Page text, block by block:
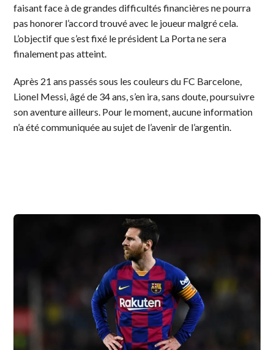
faisant face à de grandes difficultés financières ne pourra
pas honorer l’accord trouvé avec le joueur malgré cela.
L’objectif que s’est fixé le président La Porta ne sera
finalement pas atteint.
Après 21 ans passés sous les couleurs du FC Barcelone,
Lionel Messi, âgé de 34 ans, s’en ira, sans doute, poursuivre
son aventure ailleurs. Pour le moment, aucune information
n’a été communiquée au sujet de l’avenir de l’argentin.